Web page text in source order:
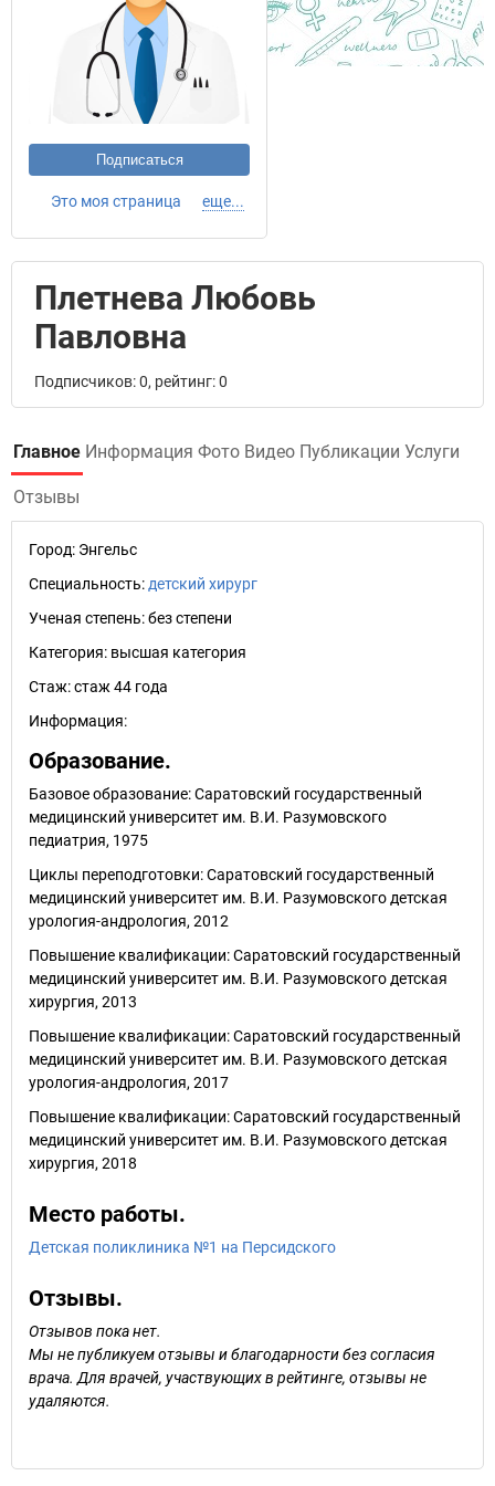
Подписаться
Это моя страница еще...
Плетнева Любовь
Павловна
Подписчиков: 0, рейтинг: 0
Главное Информация Фото Видео Публикации Услуги
Отзывы
Город: Энгельс
Специальность: детский хирург
Ученая степень:без степени
Категория: высшая категория
Стаж:стаж 44 года
Информация:
Образование.
Базовое образование: Саратовский государственный
медицинский университет им. В.И. Разумовского
педиатрия, 1975
Циклы переподготовки: Саратовский государственный
медицинский университет им. В.И. Разумовского детская
урология-андрология, 2012
Повышение квалификации: Саратовский государственный
медицинский университет им. В.И. Разумовского детская
хирургия, 2013
Повышение квалификации: Саратовский государственный
медицинский университет им. В.И. Разумовского детская
урология-андрология, 2017
Повышение квалификации: Саратовский государственный
медицинский университет им. В.И. Разумовского детская
хирургия, 2018
Место работы.
Детская поликлиника №1 на Персидского
Отзывы.
Отзывов пока нет.
Мы не публикуем отзывы и благодарности без согласия
врача. Для врачей, участвующих в рейтинге, отзывы не
удаляются.